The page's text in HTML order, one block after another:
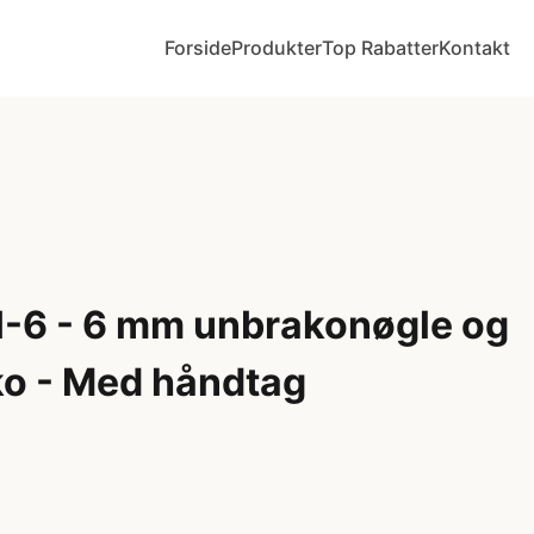
ForsideProdukterTop RabatterKontakt
6 - 6 mm unbrakonøgle og
- Med håndtag